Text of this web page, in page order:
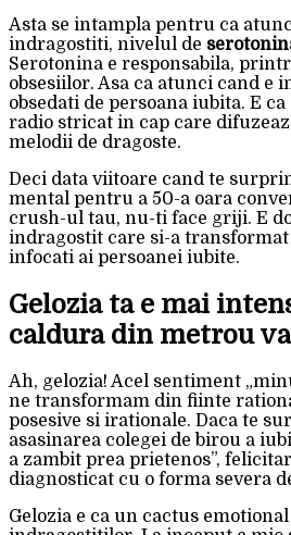
Asta se intampla pentru ca
indragostiti, nivelul de
Serotonina e responsabila,
obsesiilor. Asa ca atunci cand e
obsedati de persoana iubita. E
radio stricat in cap care
melodii de dragoste.
Deci data viitoare cand te
mental pentru a 50-a oara
crush-ul tau, nu-ti face griji. E
indragostit care si-a
infocati ai persoanei iubite.
Gelozia ta e mai
caldura din metrou
Ah, gelozia! Acel sentiment
ne transformam din fiinte
posesive si irationale. Daca te
asasinarea colegei de birou a
a zambit prea prietenos”,
diagnosticat cu o forma severa
Gelozia e ca un cactus